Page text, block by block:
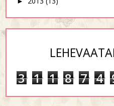
3 1 1 8 7 4